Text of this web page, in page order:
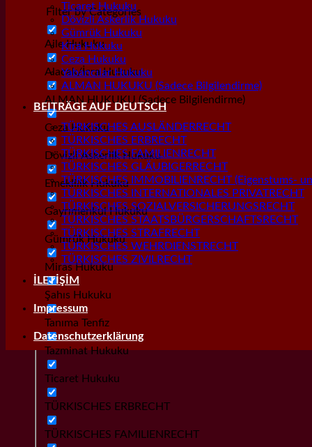
Filter by Categories
Aile Hukuku
Alacak/İcra Hukuku
ALMAN HUKUKU (Sadece Bilgilendirme)
Ceza Hukuku
Dövizli Askerlik Hukuku
Emeklilik Hukuku
Gayrımenkul Hukuku
Gümrük Hukuku
Miras Hukuku
Şahıs Hukuku
Tanıma Tenfiz
Tazminat Hukuku
Ticaret Hukuku
TÜRKISCHES ERBRECHT
TÜRKISCHES FAMILIENRECHT
Ticaret Hukuku
Dövizli Askerlik Hukuku
Gümrük Hukuku
Kira Hukuku
Ceza Hukuku
Yabancılar Hukuku
ALMAN HUKUKU (Sadece Bilgilendirme)
BEITRÄGE AUF DEUTSCH
TÜRKISCHES AUSLÄNDERRECHT
TÜRKISCHES ERBRECHT
TÜRKISCHES FAMILIENRECHT
TÜRKISCHES GLÄUBIGERRECHT
TÜRKISCHES IMMOBILIENRECHT (Eigenstums-
TÜRKISCHES INTERNATIONALES PRIVATRECHT
TÜRKISCHES SOZIALVERSICHERUNGSRECHT
TÜRKISCHES STAATSBÜRGERSCHAFTSRECHT
TÜRKISCHES STRAFRECHT
TÜRKISCHES WEHRDIENSTRECHT
TÜRKISCHES ZIVILRECHT
İLETİŞİM
Impressum
Datenschutzerklärung